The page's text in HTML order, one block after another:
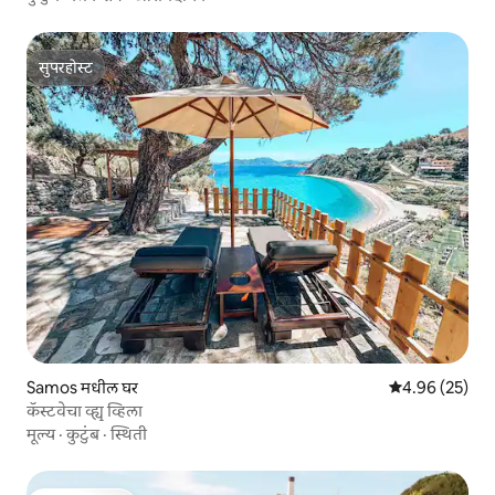
सुपरहोस्ट
सुपरहोस्ट
Samos मधील घर 5 पैकी 4.96
4.96 (25)
कॅस्टवेचा व्ह्यू व्हिला
मूल्य·कुटुंब·स्थिती